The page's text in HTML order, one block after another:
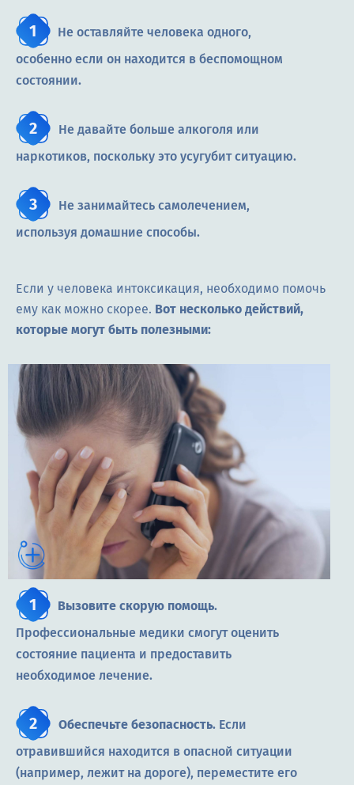
Не оставляйте человека одного,
особенно если он находится в беспомощном
состоянии.
Не давайте больше алкоголя или
наркотиков, поскольку это усугубит ситуацию.
Не занимайтесь самолечением,
используя домашние способы.
Если у человека интоксикация, необходимо помочь
ему как можно скорее. Вот несколько действий,
которые могут быть полезными:
Вызовите скорую помощь.
Профессиональные медики смогут оценить
состояние пациента и предоставить
необходимое лечение.
Обеспечьте безопасность. Если
отравившийся находится в опасной ситуации
(например, лежит на дороге), переместите его